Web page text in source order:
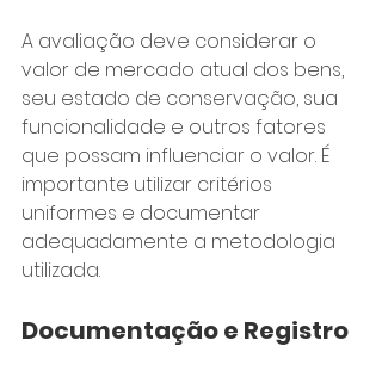
A avaliação deve considerar o
valor de mercado atual dos bens,
seu estado de conservação, sua
funcionalidade e outros fatores
que possam influenciar o valor. É
importante utilizar critérios
uniformes e documentar
adequadamente a metodologia
utilizada.
Documentação e Registro